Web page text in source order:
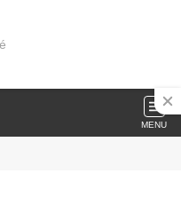
MENU